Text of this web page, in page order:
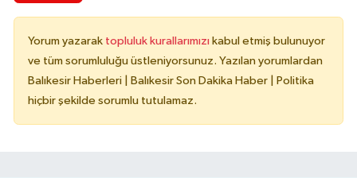
Yorum yazarak topluluk kurallarımızı kabul etmiş bulunuyor
ve tüm sorumluluğu üstleniyorsunuz. Yazılan yorumlardan
Balıkesir Haberleri | Balıkesir Son Dakika Haber | Politika
hiçbir şekilde sorumlu tutulamaz.